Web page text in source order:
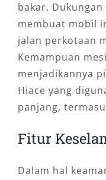
bakar.
membuat mobil
jalan perkotaan
Kemampuan
menjadikannya
Hiace yang
panjang,
Fitur
Dalam hal